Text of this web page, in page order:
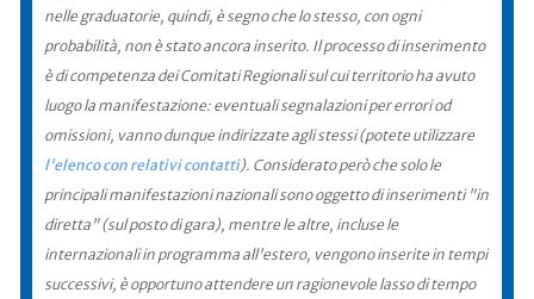
nelle graduatorie, quindi, è segno che lo stesso, con ogni
probabilità, non è stato ancora inserito. Il processo di inserimento
è di competenza dei Comitati Regionali sul cui territorio ha avuto
luogo la manifestazione: eventuali segnalazioni per errori od
omissioni, vanno dunque indirizzate agli stessi (potete utilizzare
l'elenco con relativi contatti). Considerato però che solo le
principali manifestazioni nazionali sono oggetto di inserimenti "in
diretta" (sul posto di gara), mentre le altre, incluse le
internazionali in programma all'estero, vengono inserite in tempi
successivi, è opportuno attendere un ragionevole lasso di tempo